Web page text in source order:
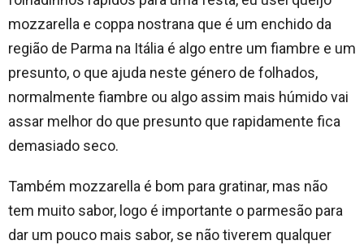
mozzarella e coppa nostrana que é um enchido da
região de Parma na Itália é algo entre um fiambre e um
presunto, o que ajuda neste género de folhados,
normalmente fiambre ou algo assim mais húmido vai
assar melhor do que presunto que rapidamente fica
demasiado seco.
Também mozzarella é bom para gratinar, mas não
tem muito sabor, logo é importante o parmesão para
dar um pouco mais sabor, se não tiverem qualquer